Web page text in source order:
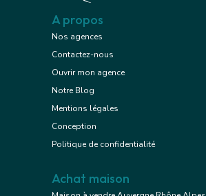
A propos
Nos agences
Contactez-nous
Ouvrir mon agence
Notre Blog
Mentions légales
Conception
Politique de confidentialité
Achat maison